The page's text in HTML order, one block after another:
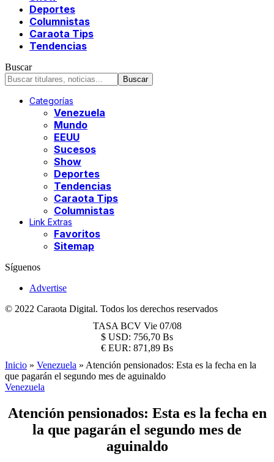
Deportes
Columnistas
Caraota Tips
Tendencias
Buscar
Categorías
Venezuela
Mundo
EEUU
Sucesos
Show
Deportes
Tendencias
Caraota Tips
Columnistas
Link Extras
Favoritos
Sitemap
Síguenos
Advertise
© 2022 Caraota Digital. Todos los derechos reservados
TASA BCV Vie 07/08
$ USD: 756,70 Bs
€ EUR: 871,89 Bs
Inicio » Venezuela » Atención pensionados: Esta es la fecha en la
que pagarán el segundo mes de aguinaldo
Venezuela
Atención pensionados: Esta es la fecha en
la que pagarán el segundo mes de
aguinaldo